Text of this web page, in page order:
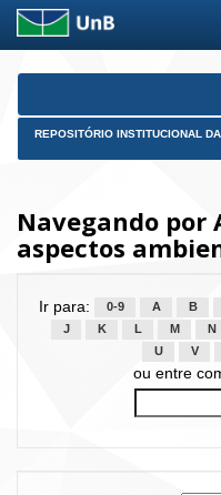
Skip
REPOSITÓRIO INSTITUCIONAL
Navegando por
aspectos
Ir para: 0-9 A B
J
K L M N
U
V
ou entre